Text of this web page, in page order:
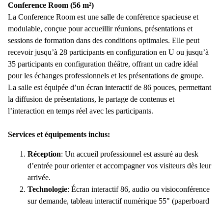
Conference Room (56 m²)
La Conference Room est une salle de conférence spacieuse et
modulable, conçue pour accueillir réunions, présentations et
sessions de formation dans des conditions optimales. Elle peut
recevoir jusqu’à 28 participants en configuration en U ou jusqu’à
35 participants en configuration théâtre, offrant un cadre idéal
pour les échanges professionnels et les présentations de groupe.
La salle est équipée d’un écran interactif de 86 pouces, permettant
la diffusion de présentations, le partage de contenus et
l’interaction en temps réel avec les participants.
Services et équipements inclus:
Réception: Un accueil professionnel est assuré au desk
d’entrée pour orienter et accompagner vos visiteurs dès leur
arrivée.
Technologie: Écran interactif 86, audio ou visioconférence
sur demande, tableau interactif numérique 55" (paperboard